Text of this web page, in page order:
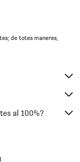
de totes maneres,
al 100%?